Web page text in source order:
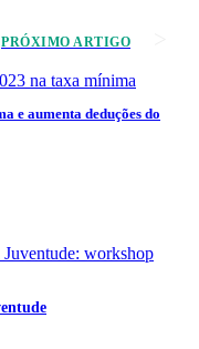
PRÓXIMO ARTIGO
e aumenta deduções do